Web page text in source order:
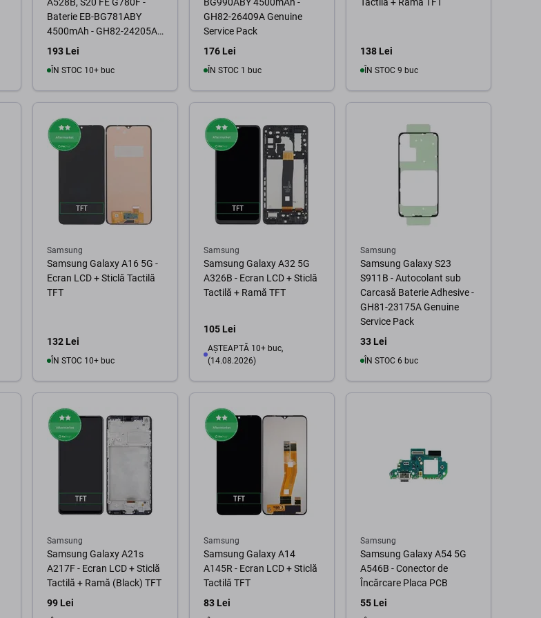
Baterie EB-BG781ABY
4500mAh - GH82-24205A,
GH43-05052A, GH82-
Pack
193 Lei
ÎN STOC 10+ buc
GH82-26409A Genuine
Service Pack
176 Lei
ÎN STOC 1 buc
138 Lei
ÎN STOC 9 buc
Samsung
Samsung Galaxy A16 5G -
Ecran LCD + Sticlă Tactilă
TFT
132 Lei
ÎN STOC 10+ buc
Samsung
Samsung Galaxy A32 5G
A326B - Ecran LCD + Sticlă
Tactilă + Ramă TFT
105 Lei
AȘTEAPTĂ 10+ buc,
(14.08.2026)
În coș
Samsung
Samsung Galaxy S23
S911B - Autocolant sub
Carcasă Baterie Adhesive -
GH81-23175A Genuine
Service Pack
33 Lei
ÎN STOC 6 buc
Samsung
Samsung Galaxy A21s
A217F - Ecran LCD + Sticlă
Tactilă + Ramă (Black) TFT
99 Lei
Samsung
Samsung Galaxy A14
A145R - Ecran LCD + Sticlă
Tactilă TFT
83 Lei
Samsung
Samsung Galaxy A54 5G
A546B - Conector de
Încărcare Placa PCB
55 Lei